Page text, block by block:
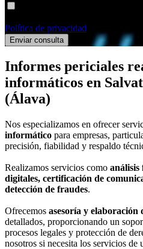
Declaro haber entendido la
tratamiento que se efectuará de mis
Política de privacidad
Informes periciales
informáticos en
(Álava)
Nos especializamos en ofrecer
informático para empresas,
precisión, fiabilidad y respaldo
Realizamos servicios como análisis
digitales, certificación de
detección de fraudes.
Ofrecemos asesoría y elaboración
detallados, proporcionando un
procesos legales y protección de
nosotros si necesita los servicios de